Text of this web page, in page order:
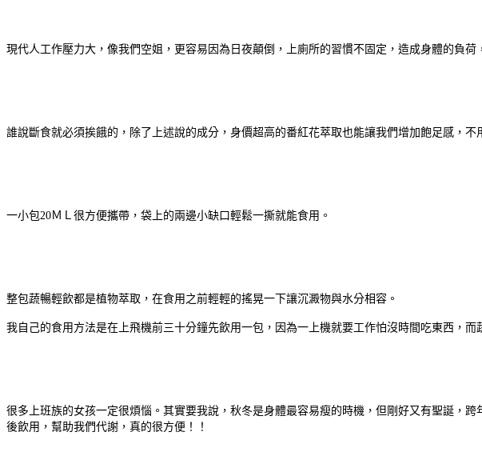
現代人工作壓力大，像我們空姐，更容易因為日夜顛倒，上廁所的習慣不固定，造成身體的負
誰說斷食就必須挨餓的，除了上述說的成分，身價超高的番紅花萃取也能讓我們增加飽足感，
一小包20ＭＬ很方便攜帶，袋上的兩邊小缺口輕鬆一撕就能食用。
整包蔬暢輕飲都是植物萃取，在食用之前輕輕的搖晃一下讓沉澱物與水分相容。
我自己的食用方法是在上飛機前三十分鐘先飲用一包，因為一上機就要工作怕沒時間吃東西，
很多上班族的女孩一定很煩惱。其實要我說，秋冬是身體最容易瘦的時機，但剛好又有聖誕，
後飲用，幫助我們代謝，真的很方便！！